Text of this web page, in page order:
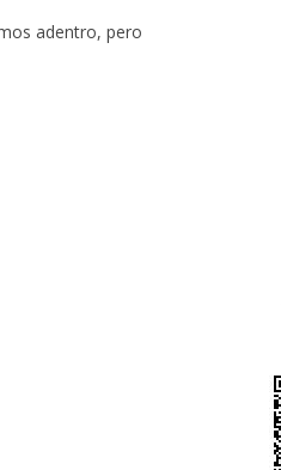
adentro, pero